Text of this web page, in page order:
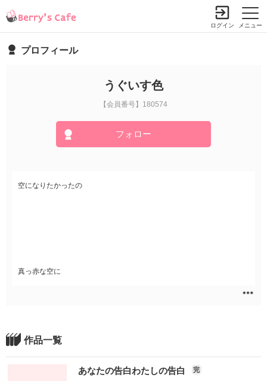
メニュー
ログイン
プロフィール
うぐいす色
【会員番号】180574
フォロー
空になりたかったの
真っ赤な空に
作品一覧
あなたの告白わたしの告白 完